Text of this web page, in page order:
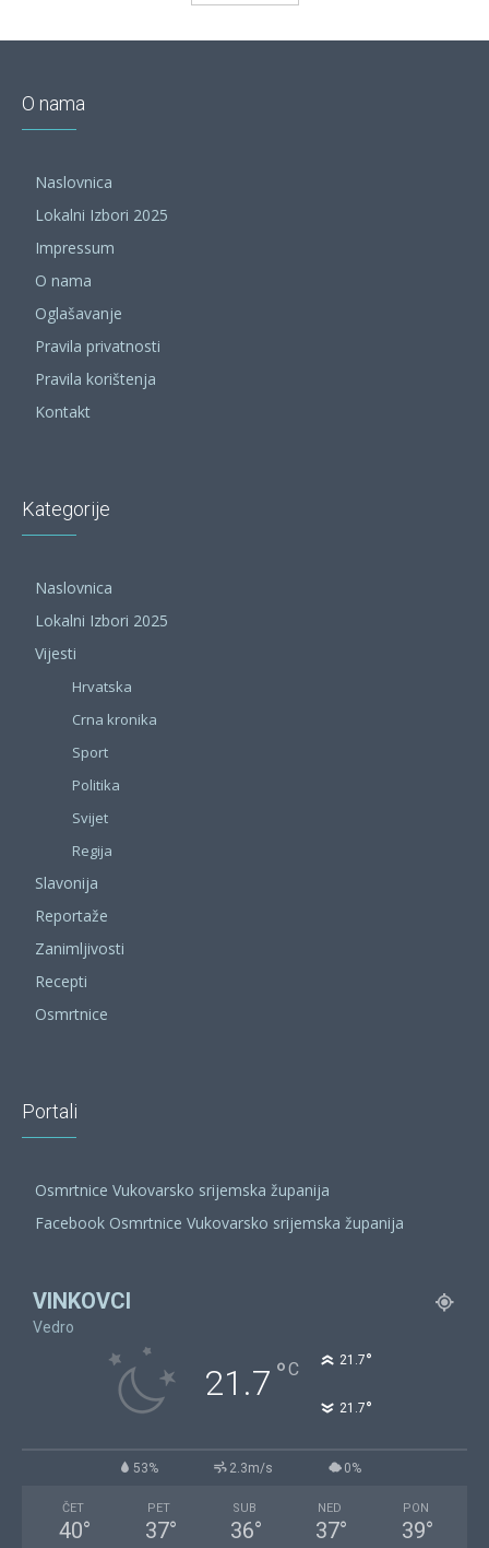
O nama
Naslovnica
Lokalni Izbori 2025
Impressum
O nama
Oglašavanje
Pravila privatnosti
Pravila korištenja
Kontakt
Kategorije
Naslovnica
Lokalni Izbori 2025
Vijesti
Hrvatska
Crna kronika
Sport
Politika
Svijet
Regija
Slavonija
Reportaže
Zanimljivosti
Recepti
Osmrtnice
Portali
Osmrtnice Vukovarsko srijemska županija
Facebook Osmrtnice Vukovarsko srijemska županija
VINKOVCI
Vedro
21.7 °C 21.7°
21.7°
53% 2.3m/s 0%
ČET
40°
PET
37°
SUB
36°
NED
37°
PON
39°